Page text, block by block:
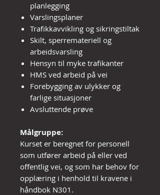
planlegging
Varslingsplaner
Trafikkavvikling og sikringstiltak
Skilt, sperremateriell og
arbeidsvarsling
Hensyn til myke trafikanter
HMS ved arbeid på vei
Forebygging av ulykker og
farlige situasjoner
Avsluttende prøve
Målgruppe:
Kurset er beregnet for personell
som utfører arbeid på eller ved
offentlig vei, og som har behov for
opplæring i henhold til kravene i
håndbok N301.